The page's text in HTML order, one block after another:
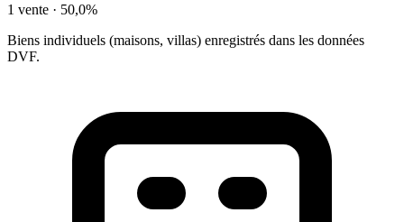
1 vente · 50,0%
Biens individuels (maisons, villas) enregistrés dans les données
DVF.